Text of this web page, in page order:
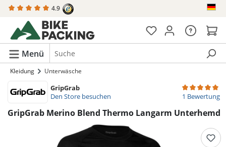
springen 4.9
Menü
Kleidung Unterwäsche
Bildergalerie überspringen
GripGrab
Den Store besuchen
GripGrab Merino Blend Thermo Langarm Unterhemd
1 Bewertung